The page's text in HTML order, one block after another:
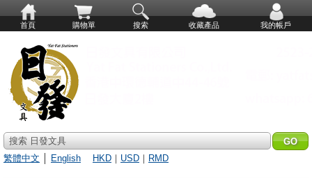
首頁 購物單 搜索 收藏產品 我的帳戶
搜索 日發文具
繁體中文
English HKD ｜ USD ｜ RMD